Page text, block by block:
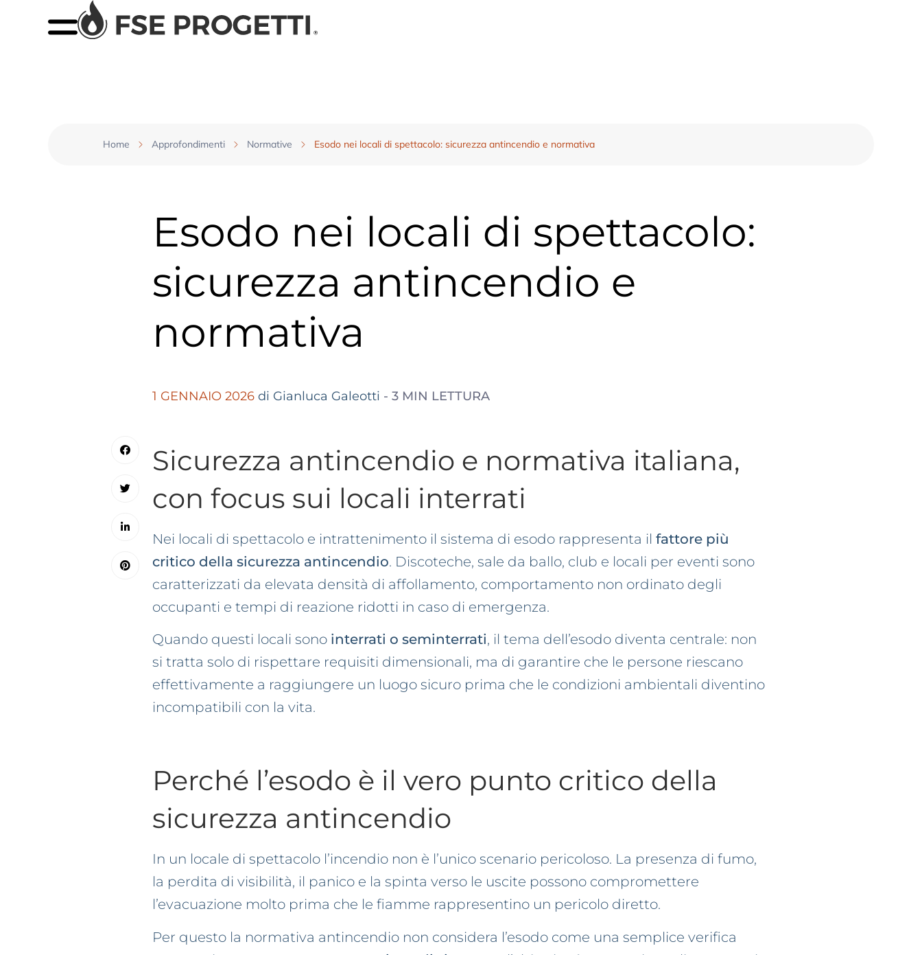
Home Approfondimenti Normative Esodo nei locali di spettacolo: sicurezza antincendio e normativa
Esodo nei locali di spettacolo:
sicurezza antincendio e
normativa
1 GENNAIO 2026 di Gianluca Galeotti - 3 MIN LETTURA
Sicurezza antincendio e normativa italiana,
con focus sui locali interrati
Nei locali di spettacolo e intrattenimento il sistema di esodo rappresenta il fattore più
critico della sicurezza antincendio. Discoteche, sale da ballo, club e locali per eventi sono
caratterizzati da elevata densità di affollamento, comportamento non ordinato degli
occupanti e tempi di reazione ridotti in caso di emergenza.
Quando questi locali sono interrati o seminterrati, il tema dell’esodo diventa centrale: non
si tratta solo di rispettare requisiti dimensionali, ma di garantire che le persone riescano
effettivamente a raggiungere un luogo sicuro prima che le condizioni ambientali diventino
incompatibili con la vita.
Perché l’esodo è il vero punto critico della
sicurezza antincendio
In un locale di spettacolo l’incendio non è l’unico scenario pericoloso. La presenza di fumo,
la perdita di visibilità, il panico e la spinta verso le uscite possono compromettere
l’evacuazione molto prima che le fiamme rappresentino un pericolo diretto.
Per questo la normativa antincendio non considera l’esodo come una semplice verifica